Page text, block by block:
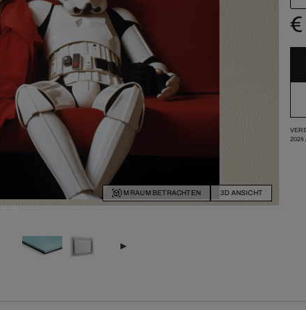
IM RAUM BETRACHTEN 3D ANSICHT
2024